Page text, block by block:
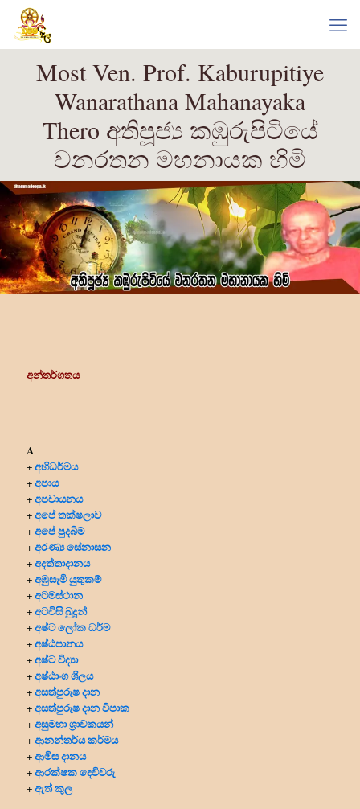
Most Ven. Prof. Kaburupitiye
Wanarathana Mahanayaka
Thero අතිපූජ්‍ය කඹුරුපිටියේ
වනරතන මහනායක හිමි
අන්තර්ගතය
A
+අභිධර්මය
+අපාය
+අපචායනය
+අපේ තක්ෂලාව
+අපේ පුදබිම්
+අරණ්‍ය සේනාසන
+අදත්තාදානය
+අඹුසැමි යුතුකම්
+අටමස්ථාන
+අටවිසි බුදුන්
+අෂ්ට ලෝක ධර්ම
+අෂ්ඨපානය
+අෂ්ට විද්‍යා
+අෂ්ඨාංග ශීලය
+අසත්පුරුෂ දාන
+අසත්පුරුෂ දාන විපාක
+අසුමහා ශ්‍රාවකයන්
+ආනන්තර්ය කර්මය
+ආමිස දානය
+ආරක්ෂක දෙවිවරු
+ඇත් කුල